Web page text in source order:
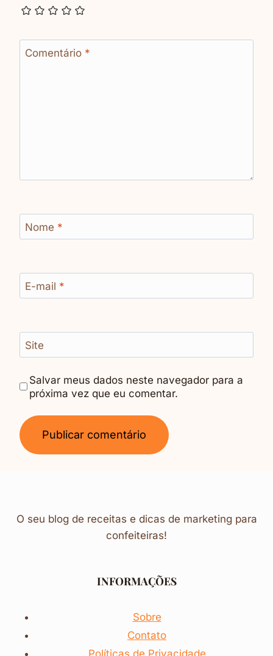
Comentário *
Nome *
E-mail *
Site
Salvar meus dados neste navegador para a
próxima vez que eu comentar.
O seu blog de receitas e dicas de marketing para
confeiteiras!
INFORMAÇÕES
Sobre
Contato
Políticas de Privacidade